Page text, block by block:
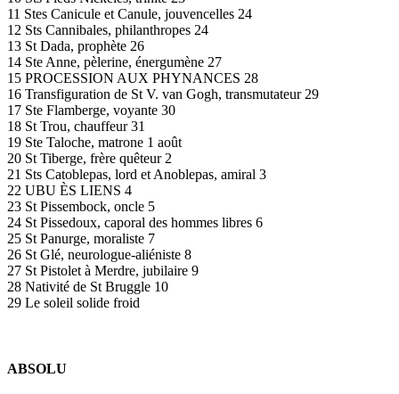
11 Stes Canicule et Canule, jouvencelles 24
12 Sts Cannibales, philanthropes 24
13 St Dada, prophète 26
14 Ste Anne, pèlerine, énergumène 27
15 PROCESSION AUX PHYNANCES 28
16 Transfiguration de St V. van Gogh, transmutateur 29
17 Ste Flamberge, voyante 30
18 St Trou, chauffeur 31
19 Ste Taloche, matrone 1 août
20 St Tiberge, frère quêteur 2
21 Sts Catoblepas, lord et Anoblepas, amiral 3
22 UBU ÈS LIENS 4
23 St Pissembock, oncle 5
24 St Pissedoux, caporal des hommes libres 6
25 St Panurge, moraliste 7
26 St Glé, neurologue-aliéniste 8
27 St Pistolet à Merdre, jubilaire 9
28 Nativité de St Bruggle 10
29 Le soleil solide froid
ABSOLU